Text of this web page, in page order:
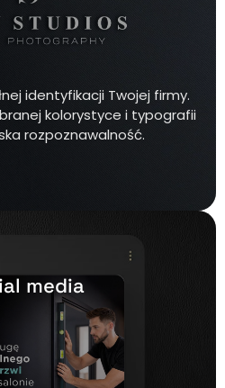
identyfikacji Twojej firmy.
kolorystyce i typografii
rozpoznawalność.
media